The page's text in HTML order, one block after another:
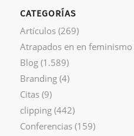
CATEGORÍAS
Artículos(269)
Atrapados en en feminismo
Blog(1.589)
Branding(4)
Citas(9)
clipping(442)
Conferencias(159)